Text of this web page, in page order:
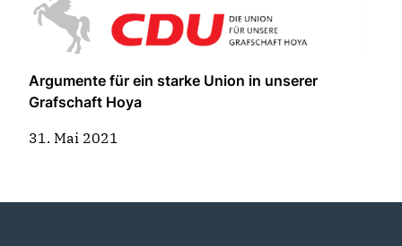
Argumente für ein starke Union in unserer
Grafschaft Hoya
31. Mai 2021